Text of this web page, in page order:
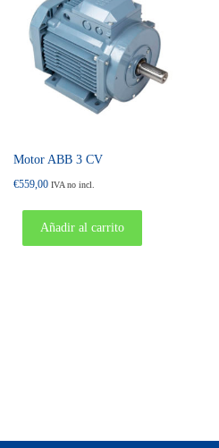
Motor ABB 3 CV
€559,00 IVA no incl.
Añadir al carrito